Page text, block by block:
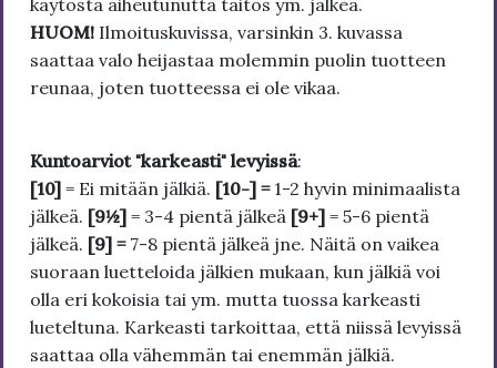
käytöstä aiheutunutta taitos ym. jälkeä.
HUOM! Ilmoituskuvissa, varsinkin 3. kuvassa
saattaa valo heijastaa molemmin puolin tuotteen
reunaa, joten tuotteessa ei ole vikaa.
Kuntoarviot "karkeasti" levyissä:
[10] = Ei mitään jälkiä. [10-] = 1-2 hyvin minimaalista
jälkeä. [9½] = 3-4 pientä jälkeä [9+] = 5-6 pientä
jälkeä. [9] = 7-8 pientä jälkeä jne. Näitä on vaikea
suoraan luetteloida jälkien mukaan, kun jälkiä voi
olla eri kokoisia tai ym. mutta tuossa karkeasti
lueteltuna. Karkeasti tarkoittaa, että niissä levyissä
saattaa olla vähemmän tai enemmän jälkiä.